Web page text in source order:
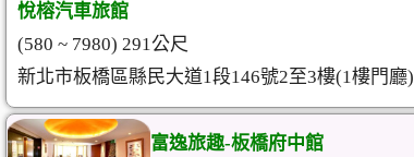
悅榕汽車旅館
(580 ~ 7980) 291公尺
新北市板橋區縣民大道1段146號2至3樓(1樓門廳)
富逸旅趣-板橋府中館